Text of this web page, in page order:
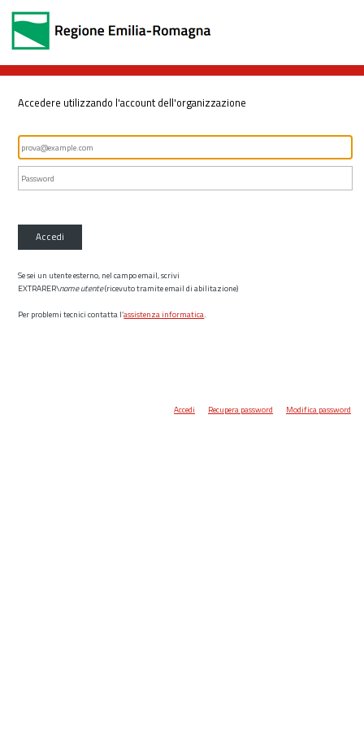
Accedere utilizzando l'account dell'organizzazione
Accedi
Se sei un utente esterno, nel campo email, scrivi
EXTRARER\nome utente(ricevuto tramite email di abilitazione)
Per problemi tecnici contatta l’assistenza informatica.
Accedi Recupera password Modifica password